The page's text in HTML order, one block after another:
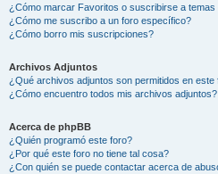
¿Cómo marcar Favoritos o suscribirse a
¿Cómo me suscribo a un foro específico?
¿Cómo borro mis suscripciones?
Archivos Adjuntos
¿Qué archivos adjuntos son permitidos en este
¿Cómo encuentro todos mis archivos adjuntos?
Acerca de phpBB
¿Quién programó este foro?
¿Por qué este foro no tiene tal cosa?
¿Con quién se puede contactar acerca de